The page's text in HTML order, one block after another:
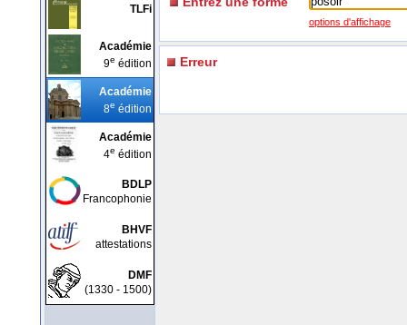
TLFi
Académie
9e édition
Académie
8e édition
Académie
4e édition
BDLP
Francophonie
BHVF
attestations
DMF
(1330 - 1500)
options d'affichage
Erreur